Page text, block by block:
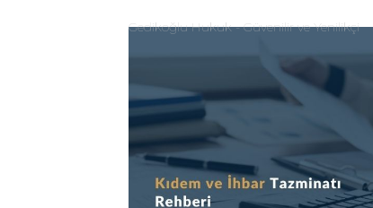
Gedikoğlu Hukuk - Güvenilir ve Yenilikçi